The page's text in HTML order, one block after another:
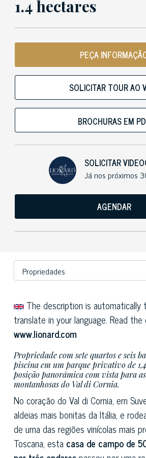
1.4 hectares
PEÇA
SOLICITAR TOUR AO
BROCHURAS EM
SOLICITAR
Já nos próximos
AGENDAR
The description is automatically
translate in your language. Read
www.lionard.com
Propriedade com sete quartos e seis
piscina em um parque privativo de
posição panorâmica com vista para
montanhosas do Val di Cornia.
No coração do Val di Cornia, em
aldeias mais bonitas da Itália, e
de uma das regiões vinícolas mais
Toscana, esta casa de campo de